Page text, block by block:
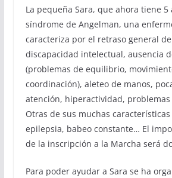
La pequeña Sara, que ahora tiene 5
síndrome de Angelman, una
caracteriza por el retraso general
discapacidad intelectual, ausencia
(problemas de equilibrio,
coordinación), aleteo de manos,
atención, hiperactividad, problemas
Otras de sus muchas
epilepsia, babeo constante… El
de la inscripción a la Marcha será
Para poder ayudar a Sara se ha